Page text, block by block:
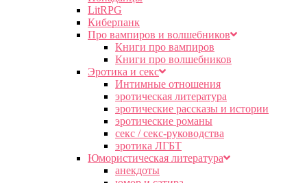
LitRPG
Киберпанк
Про вампиров и волшебников
Книги про вампиров
Книги про волшебников
Эротика и секс
Интимные отношения
эротическая литература
эротические рассказы и истории
эротические романы
секс / секс-руководства
эротика ЛГБТ
Юмористическая литература
анекдоты